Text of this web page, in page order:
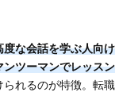
な会話を学ぶ人向け
ンツーマンでレッスン
れるのが特徴。転職